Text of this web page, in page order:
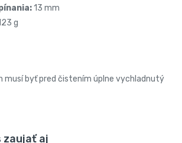
13 mm
g
musí byť pred čistením úplne vychladnutý
zaujať aj